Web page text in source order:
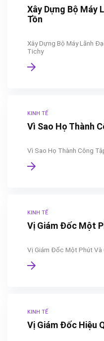
Xây Dựng Bộ Máy
Tồn
Xây Dựng Bộ Máy Lãnh
Tichy
KINH TẾ
Vì Sao Họ Thành
Vì Sao Họ Thành Công
KINH TẾ
Vị Giám Đốc Một
Vị Giám Đốc Một Phút Và
KINH TẾ
Vị Giám Đốc Hiệu